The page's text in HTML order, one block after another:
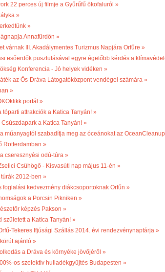
22 perces új filmje a Gyűrűfű ökofaluról »
»
»
Annafürdőn »
várnak III. Akadálymentes Turizmus Napjára Orfűre »
esőerdők pusztulásával egyre égetőbb kérdés a
Konferencia - Jó helyek vidéken »
az Ős-Dráva Látogatóközpont vendégei számára »
»
portál »
tóparti attrakciók a Katica Tanyán! »
Csúszdapark a Katica Tanyán! »
műanyagtól szabadítja meg az óceánokat az
Rotterdamban »
cseresznyési odú-túra »
Csühögő - Kisvasúti nap május 11-én »
2012-ben »
foglalási kedvezmény diákcsoportoknak Orfűn »
a Porcsin Pikniken »
képzés Pakson »
született a Katica Tanyán! »
Tekeres Ifjúsági Szállás 2014. évi rendezvénynaptárja »
ajánló »
a Dráva és környéke jövőjéről »
os szelektív hulladékgyűjtés Budapesten »